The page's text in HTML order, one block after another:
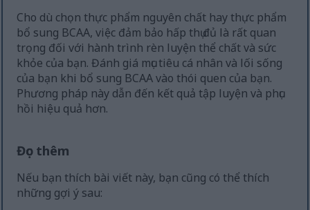
Cho dù chọn thực phẩm nguyên chất hay thực phẩm
bổ sung BCAA, việc đảm bảo hấp thụ đủ là rất quan
trọng đối với hành trình rèn luyện thể chất và sức
khỏe của bạn. Đánh giá mục tiêu cá nhân và lối sống
của bạn khi bổ sung BCAA vào thói quen của bạn.
Phương pháp này dẫn đến kết quả tập luyện và phục
hồi hiệu quả hơn.
Đọc thêm
Nếu bạn thích bài viết này, bạn cũng có thể thích
những gợi ý sau: